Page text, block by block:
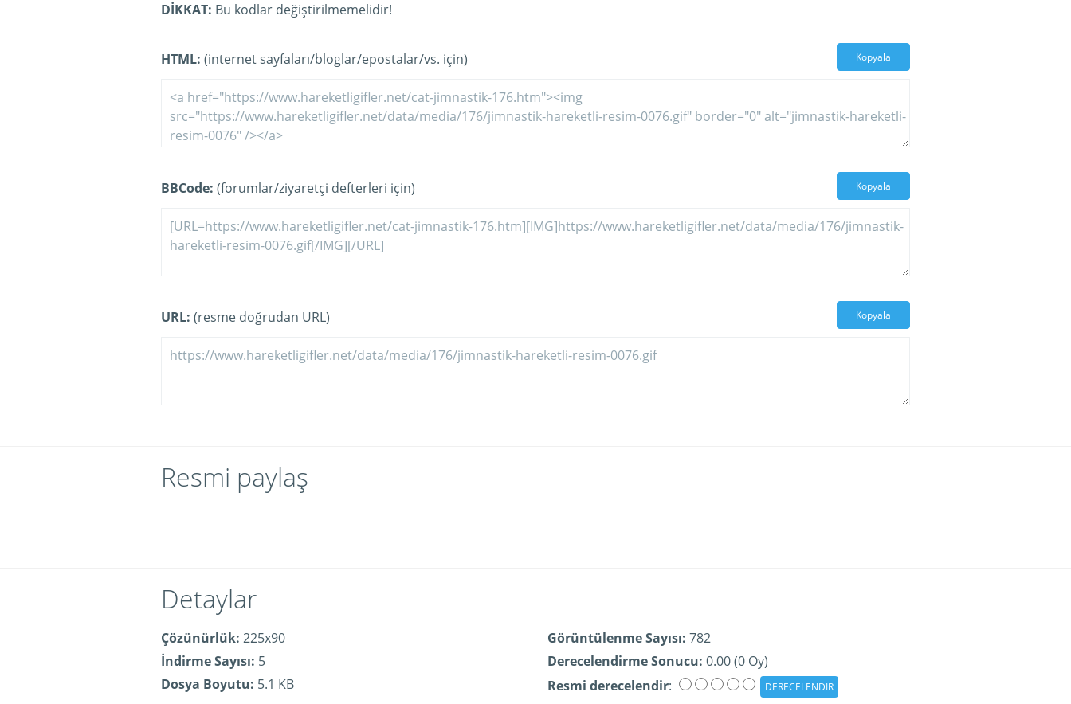
DİKKAT: Bu kodlar değiştirilmemelidir!
HTML: (internet sayfaları/bloglar/epostalar/vs. için) Kopyala
BBCode: (forumlar/ziyaretçi defterleri için) Kopyala
URL: (resme doğrudan URL) Kopyala
Resmi paylaş
Detaylar
Çözünürlük: 225x90
İndirme Sayısı: 5
Dosya Boyutu: 5.1 KB
Görüntülenme Sayısı: 782
Derecelendirme Sonucu: 0.00 (0 Oy)
Resmi derecelendir: